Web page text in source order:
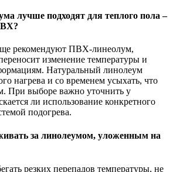
лучше подходят для теплого пола –
рекомендуют ПВХ-линеолум,
изменение температуры и
Натуральный линолеум
нагрева и со временем усыхать, что
При выборе важно уточнить у
ли использование конкретного
подогрева.
за линолеумом, уложенным на
резких перепадов температуры, не